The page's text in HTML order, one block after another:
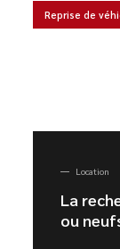
Reprise de
Location
La
ou